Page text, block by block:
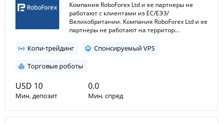
Компания RoboForex Ltd и ее партнеры не
работают с клиентами из ЕС/ЕЭЗ/
Великобритании. Компания RoboForex Ltd и ее
партнеры не работают на территор...
Копи-трейдинг
Спонсируемый VPS
Торговые роботы
USD 10
Мин. депозит
0.0
Мин. спред